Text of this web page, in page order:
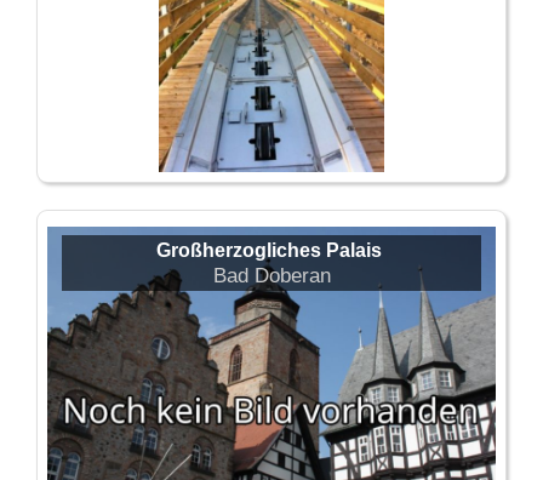
Großherzogliches Palais
Bad Doberan